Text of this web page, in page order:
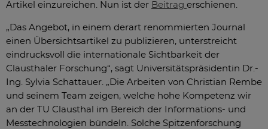
Artikel einzureichen. Nun ist der Beitrag erschienen.
„Das Angebot, in einem derart renommierten Journal
einen Übersichtsartikel zu publizieren, unterstreicht
eindrucksvoll die internationale Sichtbarkeit der
Clausthaler Forschung“, sagt Universitätspräsidentin Dr.-
Ing. Sylvia Schattauer. „Die Arbeiten von Christian Rembe
und seinem Team zeigen, welche hohe Kompetenz wir
an der TU Clausthal im Bereich der Informations- und
Messtechnologien bündeln. Solche Spitzenforschung